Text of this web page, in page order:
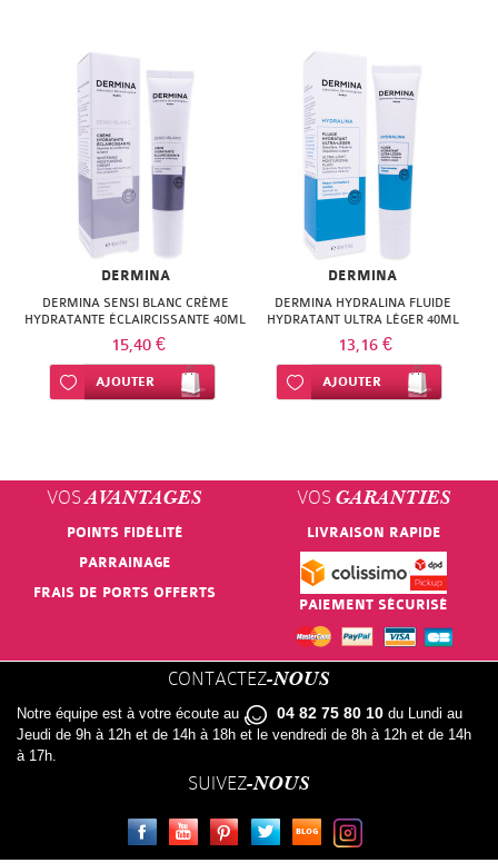
DERMINA
DERMINA SENSI BLANC CRÈME
HYDRATANTE ÉCLAIRCISSANTE 40ML
15,40 €
Ajouter à ma liste d’envie
AJOUTER
DERMINA
DERMINA HYDRALINA FLUIDE
HYDRATANT ULTRA LÉGER 40ML
13,16 €
Ajouter à ma liste d’envie
AJOUTER
VOS AVANTAGES
POINTS FIDÉLITÉ
PARRAINAGE
FRAIS DE PORTS OFFERTS
VOS GARANTIES
LIVRAISON RAPIDE
PAIEMENT SÉCURISÉ
CONTACTEZ -NOUS
Notre équipe est à votre écoute au 04 82 75 80 10 du Lundi au
Jeudi de 9h à 12h et de 14h à 18h et le vendredi de 8h à 12h et de 14h
à 17h.
SUIVEZ -NOUS
FACEBOOKYOUTUBEPINTERESTTWITTERLE BLOG